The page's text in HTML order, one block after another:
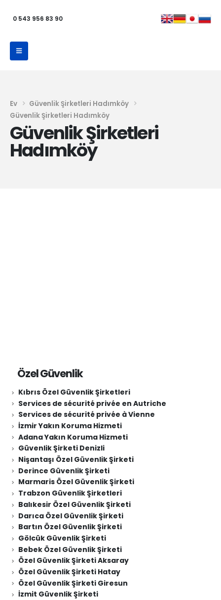
0 543 956 83 90
Ev
Güvenlik Şirketleri Hadımköy
Güvenlik Şirketleri Hadımköy
Güvenlik Şirketleri
Hadımköy
Özel Güvenlik
Kıbrıs Özel Güvenlik Şirketleri
Services de sécurité privée en Autriche
Services de sécurité privée à Vienne
İzmir Yakın Koruma Hizmeti
Adana Yakın Koruma Hizmeti
Güvenlik Şirketi Denizli
Nişantaşı Özel Güvenlik Şirketi
Derince Güvenlik Şirketi
Marmaris Özel Güvenlik Şirketi
Trabzon Güvenlik Şirketleri
Balıkesir Özel Güvenlik Şirketi
Darıca Özel Güvenlik Şirketi
Bartın Özel Güvenlik Şirketi
Gölcük Güvenlik Şirketi
Bebek Özel Güvenlik Şirketi
Özel Güvenlik Şirketi Aksaray
Özel Güvenlik Şirketi Hatay
Özel Güvenlik Şirketi Giresun
İzmit Güvenlik Şirketi